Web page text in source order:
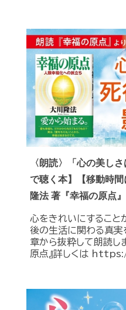
〈朗読〉「心の美し
で聴く本】【移動時間
隆法 著『幸福の原点
心をきれいにするこ
後の生活に関わる真実
章から抜粋して朗読し
原点』詳しくは